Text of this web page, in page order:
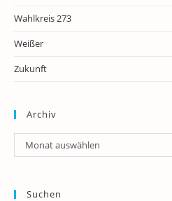
Wahlkreis 273
Weißer
Zukunft
Archiv
Archiv
Monat auswählen
Suchen